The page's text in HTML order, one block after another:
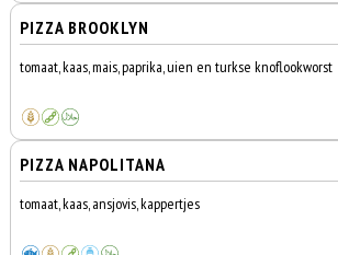
PIZZA BROOKLYN
tomaat, kaas, mais, paprika, uien en turkse knoflookworst
PIZZA NAPOLITANA
tomaat, kaas, ansjovis, kappertjes